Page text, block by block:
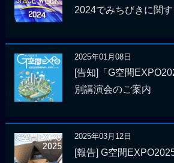
2024でみちびきに関
2025年01月08日
[告知]「G空間
別講演会のご案内
2025年03月12日
[報告] G空間